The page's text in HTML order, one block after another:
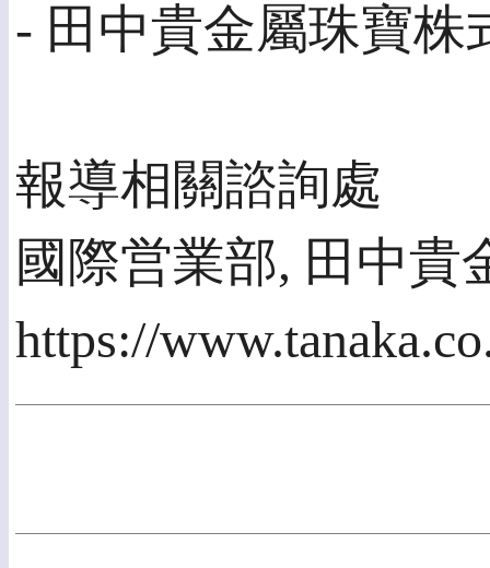
- 田中貴金屬珠寶株
報導相關諮詢處
國際営業部, 田中
https://